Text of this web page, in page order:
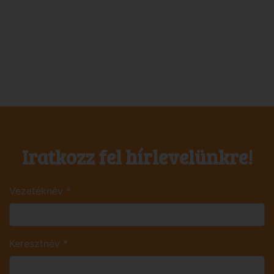
Iratkozz fel hírlevelünkre!
Vezetéknév *
Keresztnév *